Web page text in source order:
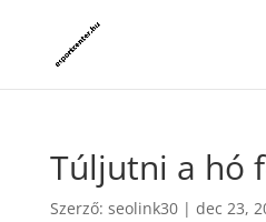
Túljutni a hó
Szerző: seolink30| dec 23,